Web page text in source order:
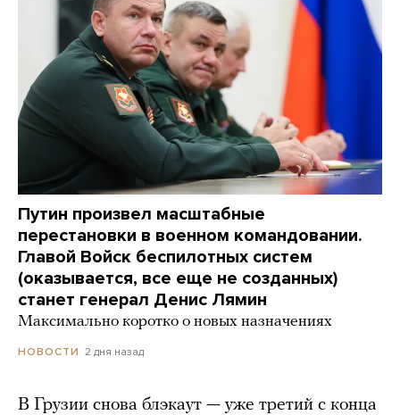
Путин произвел масштабные
перестановки в военном командовании.
Главой Войск беспилотных систем
(оказывается, все еще не созданных)
станет генерал Денис Лямин
Максимально коротко о новых назначениях
НОВОСТИ 2 дня назад
В Грузии снова блэкаут — уже третий с конца